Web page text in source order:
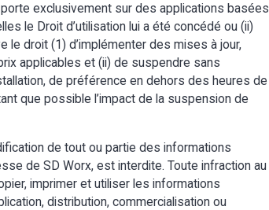
porte exclusivement sur des applications basées
le Droit d’utilisation lui a été concédé ou (ii)
le droit (1) d’implémenter des mises à jour,
applicables et (ii) de suspendre sans
de préférence en dehors des heures de
que possible l’impact de la suspension de
de tout ou partie des informations
de SD Worx, est interdite. Toute infraction au
imprimer et utiliser les informations
distribution, commercialisation ou